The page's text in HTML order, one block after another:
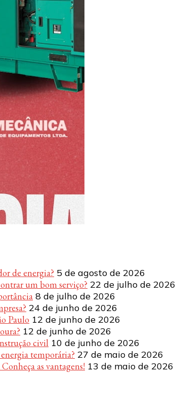
de energia? 5 de agosto de 2026
um bom serviço? 22 de julho de 2026
8 de julho de 2026
24 de junho de 2026
Paulo 12 de junho de 2026
12 de junho de 2026
civil 10 de junho de 2026
temporária? 27 de maio de 2026
as vantagens! 13 de maio de 2026